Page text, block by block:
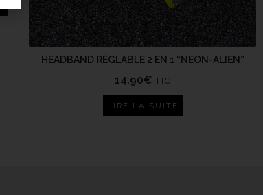
HEADBAND RÉGLABLE 2 EN 1 “NEON-ALIEN”
14.90€ TTC
LIRE LA SUITE